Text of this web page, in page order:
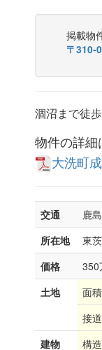
掲載物
〒310-
涸沼まで徒
物件の詳細
大洗町
交通
鹿
所在地
東
価格
350
土地
面積
接
建物
構造